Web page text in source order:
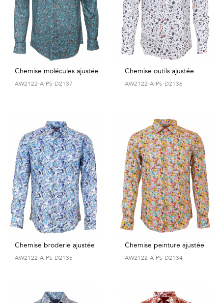
Chemise molécules ajustée
AW2122-A-PS-D2137
Chemise outils ajustée
AW2122-A-PS-D2136
Chemise broderie ajustée
AW2122-A-PS-D2135
Chemise peinture ajustée
AW2122-A-PS-D2134